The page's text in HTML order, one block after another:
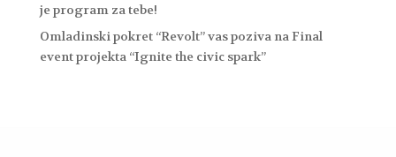
je program za tebe!
Omladinski pokret “Revolt” vas poziva na Final
event projekta “Ignite the civic spark”